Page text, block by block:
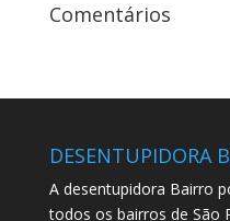
Comentários
DESENTUPIDORA
A desentupidora Bairro
todos os bairros de São